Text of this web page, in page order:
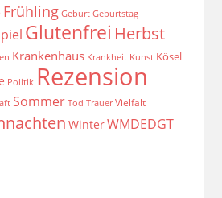
Frühling Geburt Geburtstag
Glutenfrei Herbst
Krankenhaus Krankheit Kunst Kösel
Politik Rezension
Sommer Tod Trauer Vielfalt
WinterWMDEDGT